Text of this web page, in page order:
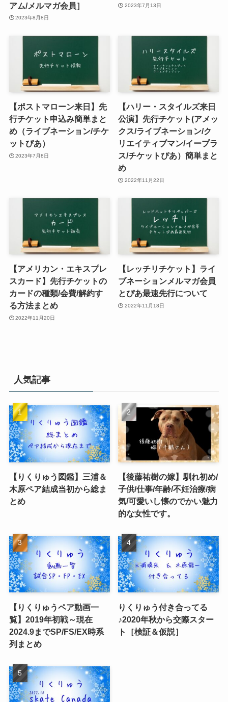
アム/メルマガ会員］
2023年8月8日
2023年7月13日
【ポストマローン来日】先
行チケット申込み簡単まと
め（ライブネーション/チケ
ットぴあ）
2023年7月8日
【ハリー・スタイルズ来日
公演】先行チケット(アメッ
クス/ライブネーション/ク
リエイティブマン/イープラ
ス/チケットぴあ）簡単まと
め
2022年11月22日
【アメリカン・エキスプレ
スカード】先行チケットの
カードの種類/会費/解約す
る方法まとめ
2022年11月20日
【レッチリチケット】ライ
ブネーションメルマガ会員
とぴあ最速先行について
2022年11月18日
人気記事
【りくりゅう図鑑】三浦＆
木原ペア結成当初から総ま
とめ
【後藤祐樹の嫁】馴れ初め/
子供/仕事/年齢/不妊治療/病
気/可愛いし懐のでかい魅力
的な女性です。
【りくりゅうペア動画一
覧】2019年初戦～現在
2024.9までSP/FS/EX時系
列まとめ
りくりゅう付き合ってる
♪2020年秋から交際スター
ト［検証＆仮説］